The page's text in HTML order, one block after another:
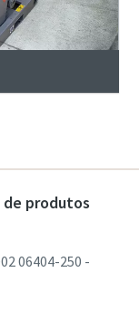
produtos
06404-250 -